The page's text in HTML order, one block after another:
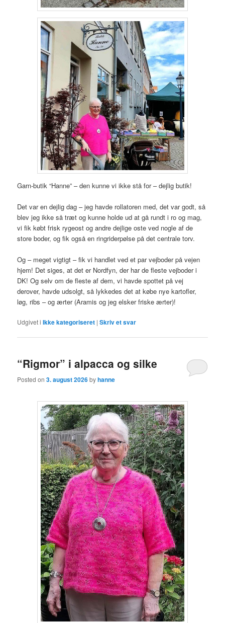
Garn-butik “Hanne” – den kunne vi ikke stå for – dejlig butik!
Det var en dejlig dag – jeg havde rollatoren med, det var godt, så
blev jeg ikke så træt og kunne holde ud at gå rundt i ro og mag,
vi fik købt frisk rygeost og andre dejlige oste ved nogle af de
store boder, og fik også en ringriderpølse på det centrale torv.
Og – meget vigtigt – fik vi handlet ved et par vejboder på vejen
hjem! Det siges, at det er Nordfyn, der har de fleste vejboder i
DK! Og selv om de fleste af dem, vi havde spottet på vej
derover, havde udsolgt, så lykkedes det at købe nye kartofler,
løg, ribs – og ærter (Aramis og jeg elsker friske ærter)!
Udgivet i Ikke kategoriseret |Skriv et svar
“Rigmor” i alpacca og silke
Posted on3. august 2026byhanne